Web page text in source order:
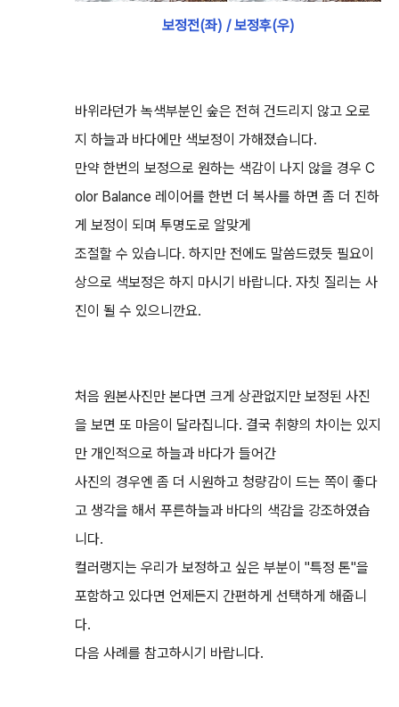
보정전(좌) / 보정후(우)
바위라던가 녹색부분인 숲은 전혀 건드리지 않고 오로
지 하늘과 바다에만 색보정이 가해졌습니다.
만약 한번의 보정으로 원하는 색감이 나지 않을 경우 C
olor Balance 레이어를 한번 더 복사를 하면 좀 더 진하
게 보정이 되며 투명도로 알맞게
조절할 수 있습니다. 하지만 전에도 말씀드렸듯 필요이
상으로 색보정은 하지 마시기 바랍니다. 자칫 질리는 사
진이 될 수 있으니깐요.
처음 원본사진만 본다면 크게 상관없지만 보정된 사진
을 보면 또 마음이 달라집니다. 결국 취향의 차이는 있지
만 개인적으로 하늘과 바다가 들어간
사진의 경우엔 좀 더 시원하고 청량감이 드는 쪽이 좋다
고 생각을 해서 푸른하늘과 바다의 색감을 강조하였습
니다.
컬러랭지는 우리가 보정하고 싶은 부분이 "특정 톤"을
포함하고 있다면 언제든지 간편하게 선택하게 해줍니
다.
다음 사례를 참고하시기 바랍니다.